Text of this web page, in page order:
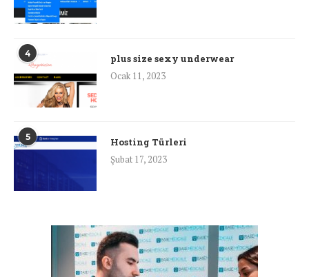
4
plus size sexy underwear
Ocak 11, 2023
5
Hosting Türleri
Şubat 17, 2023